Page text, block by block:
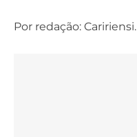
Por redação: Caririensi.